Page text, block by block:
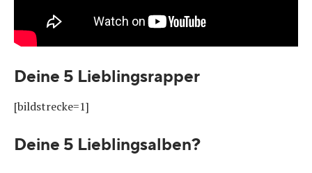
Deine 5 Lieblingsrapper
[bildstrecke=1]
Deine 5 Lieblingsalben?